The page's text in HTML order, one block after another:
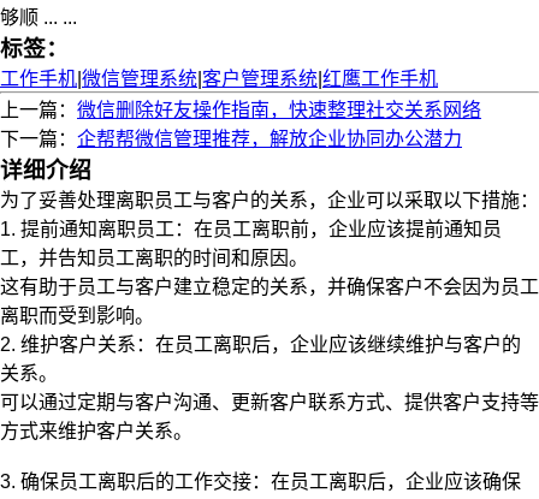
够顺 ... ...
标签：
工作手机 微信管理系统 客户管理系统 红鹰工作手机
上一篇： 微信删除好友操作指南，快速整理社交关系网络
下一篇： 企帮帮微信管理推荐，解放企业协同办公潜力
详细介绍
为了妥善处理离职员工与客户的关系，企业可以采取以下措施：
1. 提前通知离职员工：在员工离职前，企业应该提前通知员
工，并告知员工离职的时间和原因。
这有助于员工与客户建立稳定的关系，并确保客户不会因为员工
离职而受到影响。
2. 维护客户关系：在员工离职后，企业应该继续维护与客户的
关系。
可以通过定期与客户沟通、更新客户联系方式、提供客户支持等
方式来维护客户关系。
3. 确保员工离职后的工作交接：在员工离职后，企业应该确保